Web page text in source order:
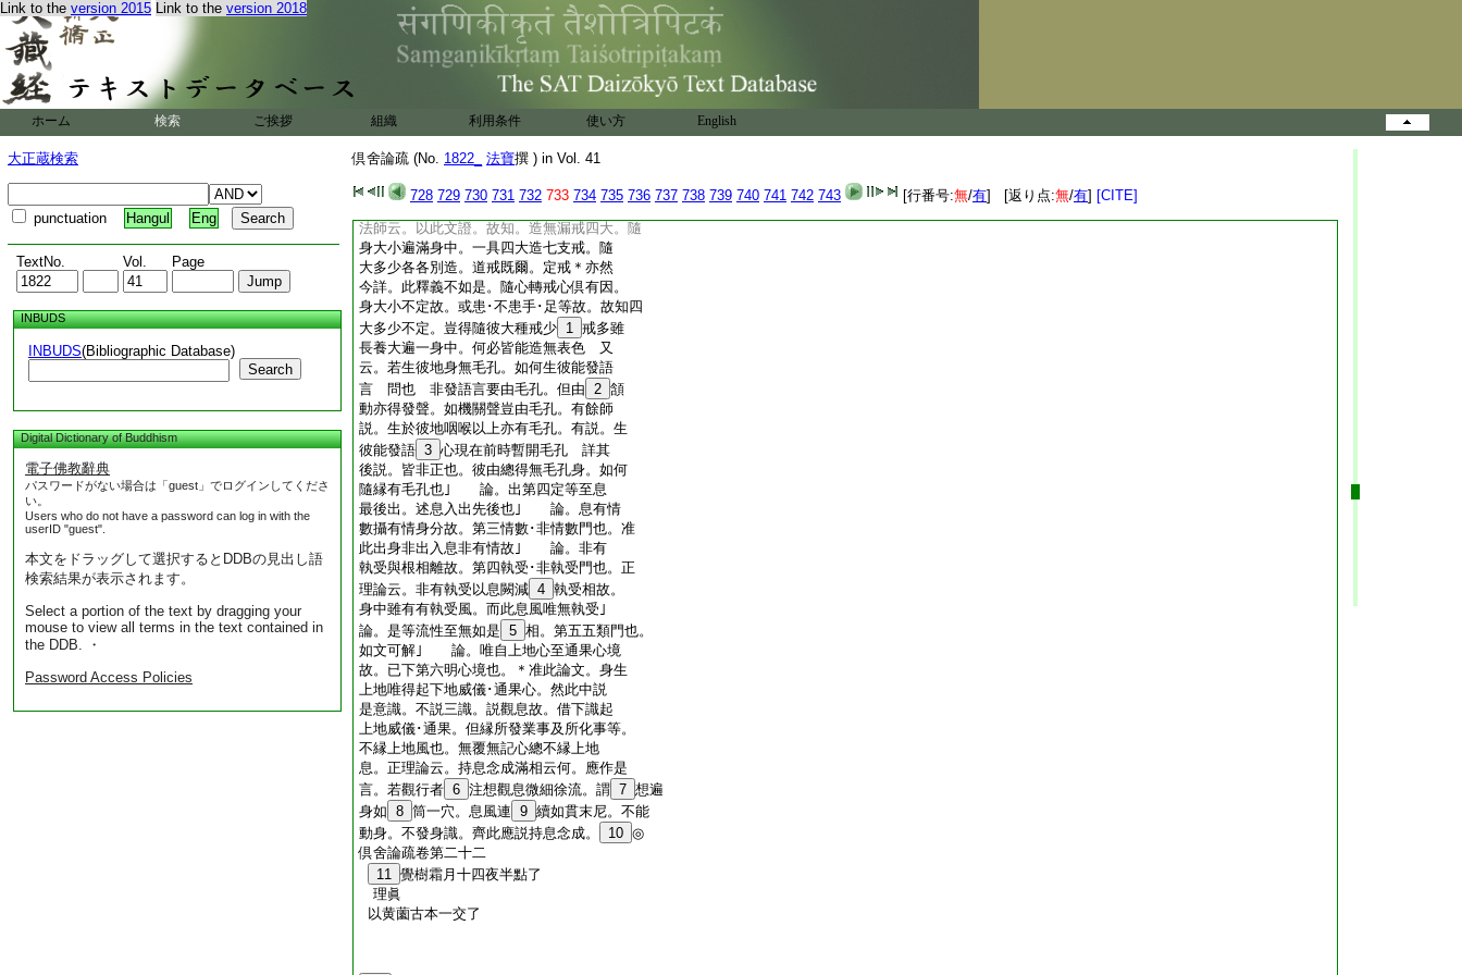
Link to the version 2015 Link to the version 2018
ホーム 検索 ご挨拶 組織 利用条件 使い方 English
大正蔵検索
punctuation Hangul Eng
TextNo. Vol. Page
INBUDS
INBUDS(Bibliographic Database)
Search
Digital Dictionary of Buddhism
電子佛教辭典
パスワードがない場合は「guest」でログインしてくださ
い。
Users who do not have a password can log in with the
userID "guest".
本文をドラッグして選択するとDDBの見出し語
検索結果が表示されます。
Select a portion of the text by dragging your
mouse to view all terms in the text contained in
the DDB. ・
Password Access Policies
倶舍論疏 (No. 1822_ 法寶撰 ) in Vol. 41
728 729 730 731 732 733 734 735 736 737 738 739 740 741 742 743 [行番号:無/有] [返り点:無/有] [CITE]
入息所依身也
等位身雖漸厚。而無孔隙故息不轉 8
此已後位身孔隙開息轉也 又云。入第四
定毛孔不開。無現麁心故息不轉。何縁但
問也 但言入定生彼已
成 答
也 又云。若入世俗第四靜慮身無
毛孔其理可然。以彼定能引彼地攝微＊密
大種充滿身故。若入無漏第四定時。此身
如何＊亦無毛孔。以彼但引隨所生地大種。
現前造無表故 彼無漏定所引大種雖生
法師云。以此文證。故知。造無漏戒四大。隨
身大小遍滿身中。一具四大造七支戒。隨
大多少各各別造。道戒既爾。定戒＊亦然
今詳。此釋義不如是。隨心轉戒心倶有因。
身大小不定故。或患･不患手･足等故。故知四
大多少不定。豈得隨彼大種戒少 1 戒多雖
長養大遍一身中。何必皆能造無表色 又
云。若生彼地身無毛孔。如何生彼能發語
言 問也 非發語言要由毛孔。但由 2 頷
動亦得發聲。如機關聲豈由毛孔。有餘師
説。生於彼地咽喉以上亦有毛孔。有説。生
彼能發語 3 心現在前時暫開毛孔 詳其
後説。皆非正也。彼由總得無毛孔身。如何
隨縁有毛孔也｣ 論。出第四定等至息
最後出。述息入出先後也｣ 論。息有情
數攝有情身分故。第三情數･非情數門也。准
此出身非出入息非有情故｣ 論。非有
執受與根相離故。第四執受･非執受門也。正
理論云。非有執受以息闕減 4 執受相故。
身中雖有有執受風。而此息風唯無執受｣
論。是等流性至無如是 5 相。第五五類門也。
如文可解｣ 論。唯自上地心至通果心境
故。已下第六明心境也。＊准此論文。身生
上地唯得起下地威儀･通果心。然此中説
是意識。不説三識。説觀息故。借下識起
上地威儀･通果。但縁所發業事及所化事等。
不縁上地風也。無覆無記心總不縁上地
息。正理論云。持息念成滿相云何。應作是
言。若觀行者 6 注想觀息微細徐流。謂 7 想遍
身如 8 筒一穴。息風連 9 續如貫末尼。不能
動身。不發身識。齊此應説持息念成。
10 ◎
倶舍論疏卷第二十二
11 覺樹霜月十四夜半點了
理眞
以黄薗古本一交了